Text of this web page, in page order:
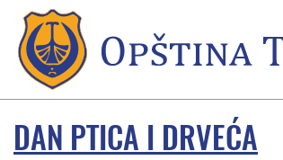
DAN PTICA I DRVEĆA